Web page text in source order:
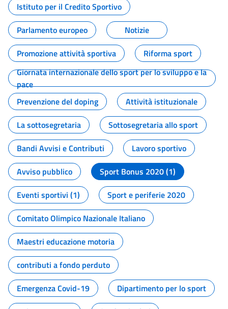
Istituto per il Credito Sportivo
Parlamento europeo
Notizie
Promozione attività sportiva
Riforma sport
Giornata internazionale dello sport per lo sviluppo e la
pace
Prevenzione del doping
Attività istituzionale
La sottosegretaria
Sottosegretaria allo sport
Bandi Avvisi e Contributi
Lavoro sportivo
Avviso pubblico
Sport Bonus 2020 (1)
Eventi sportivi (1)
Sport e periferie 2020
Comitato Olimpico Nazionale Italiano
Maestri educazione motoria
contributi a fondo perduto
Emergenza Covid-19
Dipartimento per lo sport